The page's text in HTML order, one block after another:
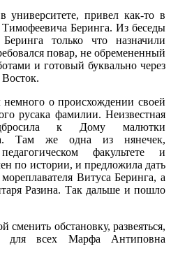
привел как-то в
Тимофеевича Беринга. Из беседы
только что назначили
повар, не обремененный
и готовый буквально через
немного о происхождении своей
русака фамилии. Неизвестная
к Дому малютки
Там же одна из нянечек,
факультете и
по истории, и предложила дать
Витуса Беринга, а
Разина. Так дальше и пошло
сменить обстановку, развеяться,
для всех Марфа Антиповна